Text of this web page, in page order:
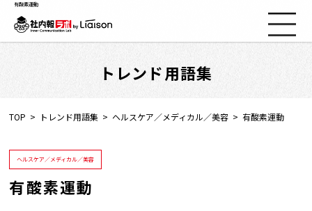
社内報ノウハウ
セミナー情報
Web社内報
資料コーナー
有酸素運動
トレンド用語集
TOP トレンド用語集 ヘルスケア／メディカル／美容 有酸素運動
ヘルスケア／メディカル／美容
有酸素運動